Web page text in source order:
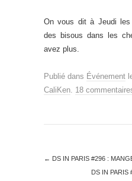
On vous dit à Jeudi
des bisous dans les
avez plus.
Publié dans Événement
CaliKen 18
← DS IN PARIS #296 :
DS IN PARIS